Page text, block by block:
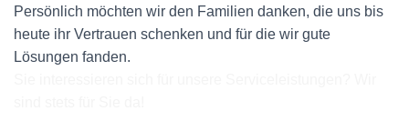
Persönlich möchten wir den Familien danken, die uns bis
heute ihr Vertrauen schenken und für die wir gute
Lösungen fanden.